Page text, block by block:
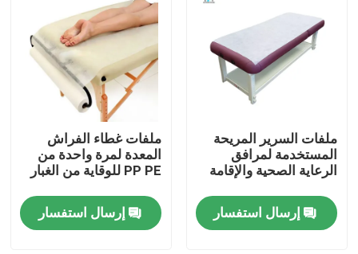
معلومات عنا
جولة في المعمل
اتصل بنا
اطلب اقتباس
ملفات السرير المريحة
المستخدمة لمرافق
الرعاية الصحية والإقامة
إرسال استفسار
ملفات غطاء الفراش
المعدة لمرة واحدة من
PP PE للوقاية من الغبار
إرسال استفسار